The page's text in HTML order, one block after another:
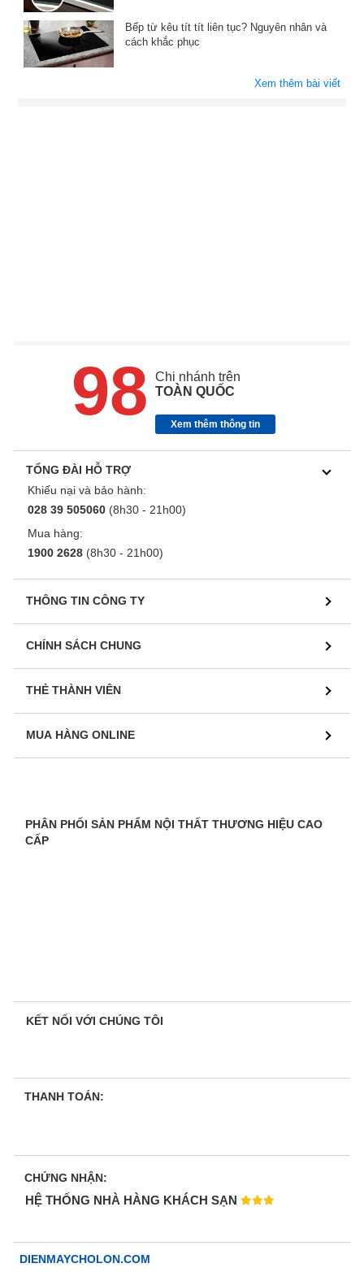
Bếp từ kêu tít tít liên tục? Nguyên nhân và
cách khắc phục
Xem thêm bài viết
98
Chi nhánh trên
TOÀN QUỐC
Xem thêm thông tin
TỔNG ĐÀI HỖ TRỢ
Khiếu nại và bảo hành:
028 39 505060 (8h30 - 21h00)
Mua hàng:
1900 2628 (8h30 - 21h00)
THÔNG TIN CÔNG TY
CHÍNH SÁCH CHUNG
THẺ THÀNH VIÊN
MUA HÀNG ONLINE
PHÂN PHỐI SẢN PHẨM NỘI THẤT THƯƠNG HIỆU CAO
CẤP
HỆ THỐNG NHÀ HÀNG KHÁCH SẠN
KẾT NỐI VỚI CHÚNG TÔI
THANH TOÁN:
CHỨNG NHẬN:
DIENMAYCHOLON.COM